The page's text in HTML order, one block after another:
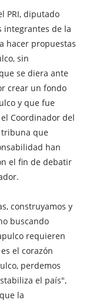
PRI, diputado
integrantes de la
hacer propuestas
sin
se diera ante
crear un fondo
y que fue
Coordinador del
tribuna que
han
el fin de debatir
construyamos y
buscando
requieren
el corazón
perdemos
el país",
la